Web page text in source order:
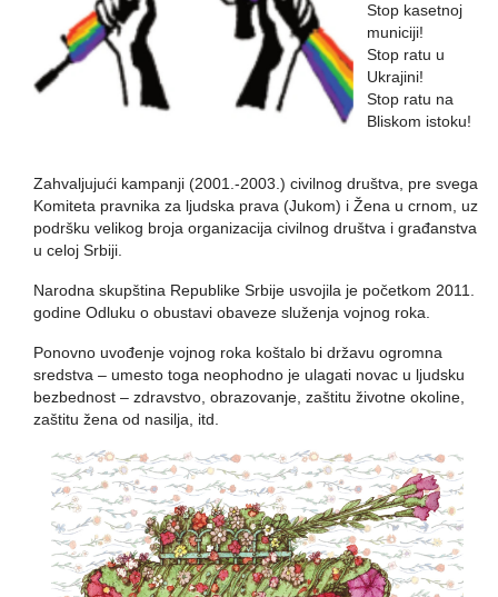
Stop kasetnoj
municiji!
Stop ratu u
Ukrajini!
Stop ratu na
Bliskom istoku!
Zahvaljujući kampanji (2001.-2003.) civilnog društva, pre svega
Komiteta pravnika za ljudska prava (Jukom) i Žena u crnom, uz
podršku velikog broja organizacija civilnog društva i građanstva
u celoj Srbiji.
Narodna skupština Republike Srbije usvojila je početkom 2011.
godine Odluku o obustavi obaveze služenja vojnog roka.
Ponovno uvođenje vojnog roka koštalo bi državu ogromna
sredstva – umesto toga neophodno je ulagati novac u ljudsku
bezbednost – zdravstvo, obrazovanje, zaštitu životne okoline,
zaštitu žena od nasilja, itd.